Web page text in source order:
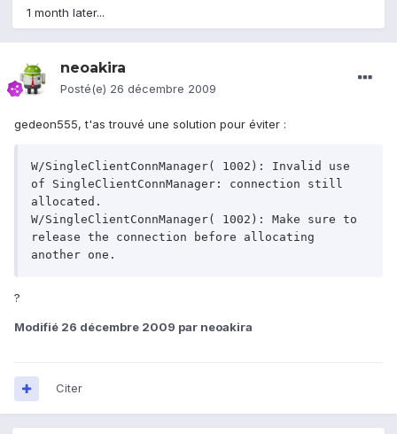
1 month later...
neoakira
Posté(e) 26 décembre 2009
gedeon555, t'as trouvé une solution pour éviter :
W/SingleClientConnManager( 1002): Invalid use
of SingleClientConnManager: connection still
allocated.
W/SingleClientConnManager( 1002): Make sure to
release the connection before allocating
another one.
?
Modifié 26 décembre 2009 par neoakira
Citer